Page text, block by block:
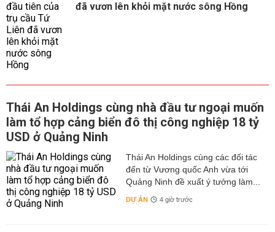
đã vươn lên khỏi mặt nước sông Hồng
Thái An Holdings cùng nhà đầu tư ngoại muốn
làm tổ hợp cảng biển đô thị công nghiệp 18 tỷ
USD ở Quảng Ninh
Thái An Holdings cùng các đối tác
đến từ Vương quốc Anh vừa tới
Quảng Ninh đề xuất ý tưởng làm...
DỰ ÁN 4 giờ trước